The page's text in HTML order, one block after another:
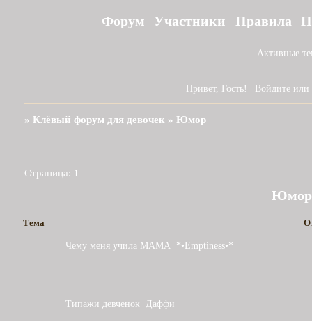
Форум Участники Правила
Активные
Привет, Гость! Войдите или
»Клёвый форум для девочек »Юмор
Юмор
Страница: 1
Тема
Чему меня учила МАМА *•Emptiness•*
Типажи девченок Даффи